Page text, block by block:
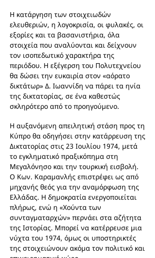
Η κατάργηση των στοιχειωδών
ελευθεριών, η λογοκρισία, οι φυλακές, οι
εξορίες και τα βασανιστήρια, όλα
στοιχεία που αναλύονται και δείχνουν
τον ισοπεδωτικό χαρακτήρα της
περιόδου. Η εξέγερση του Πολυτεχνείου
θα δώσει την ευκαιρία στον «αόρατο
δικτάτωρ» Δ. Ιωαννίδη να πάρει τα ηνία
της δικτατορίας, σε ένα καθεστώς
σκληρότερο από το προηγούμενο.
Η αυξανόμενη απειλητική στάση προς τη
Κύπρο θα οδηγήσει στην κατάρρευση της
Δικτατορίας στις 23 Ιουλίου 1974, μετά
το εγκληματικό πραξικόπημα στη
Μεγαλόνησο και την τουρκική εισβολή.
Ο Κων. Καραμανλής επιστρέφει ως από
μηχανής θεός για την αναμόρφωση της
Ελλάδας. Η δημοκρατία ενεργοποιείται
πλήρως, ενώ η «Χούντα των
συνταγματαρχών» περνάει στα αζήτητα
της Ιστορίας. Μπορεί να κατέρρευσε μια
νύχτα του 1974, όμως οι υποστηρικτές
της στοιχειώνουν ακόμα τον πολιτικό και